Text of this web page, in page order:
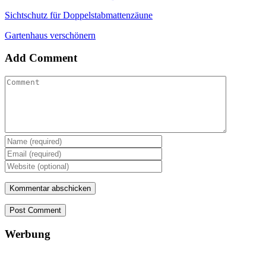
Sichtschutz für Doppelstabmattenzäune
Gartenhaus verschönern
Add Comment
Post Comment
Werbung